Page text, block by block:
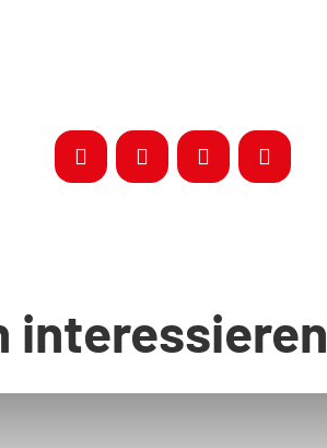
interessieren